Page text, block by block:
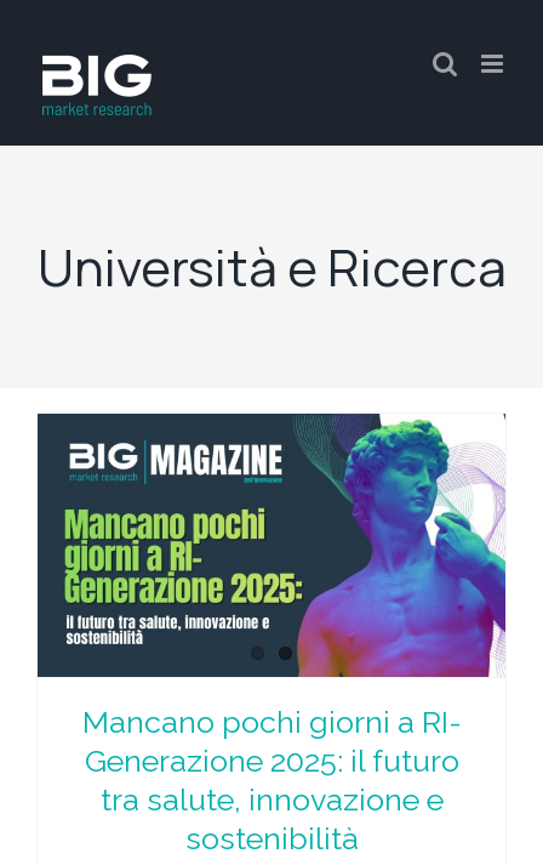
Università e Ricerca
Mancano pochi giorni a RI-
Generazione 2025: il futuro
tra salute, innovazione e
sostenibilità